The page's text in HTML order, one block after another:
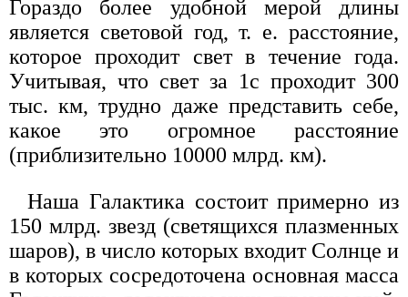
Гораздо более удобной мерой длины
является световой год, т. е. расстояние,
которое проходит свет в течение года.
Учитывая, что свет за 1с проходит 300
тыс. км, трудно даже представить себе,
какое это огромное расстояние
(приблизительно 10000 млрд. км).
Наша Галактика состоит примерно из
150 млрд. звезд (светящихся плазменных
шаров), в число которых входит Солнце и
в которых сосредоточена основная масса